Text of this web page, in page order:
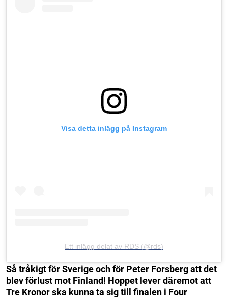
Visa detta inlägg på Instagram
Ett inlägg delat av RDS (@rds)
Så tråkigt för Sverige och för Peter Forsberg att det
blev förlust mot Finland! Hoppet lever däremot att
Tre Kronor ska kunna ta sig till finalen i Four